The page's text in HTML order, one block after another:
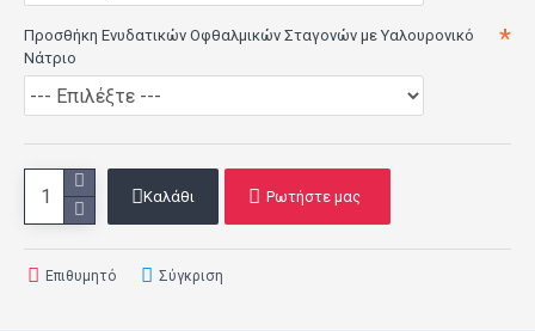
Προσθήκη Ενυδατικών Οφθαλμικών Σταγονών με Υαλουρονικό
Νάτριο
Καλάθι Ρωτήστε μας
Επιθυμητό Σύγκριση